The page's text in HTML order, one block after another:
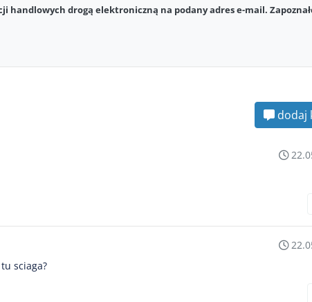
drogą elektroniczną na podany adres e-mail.
dodaj
sciaga?